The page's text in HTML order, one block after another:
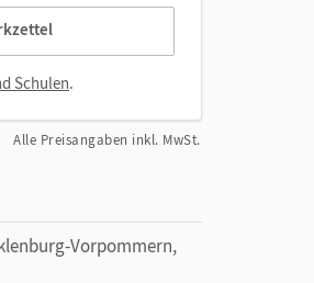
Schulen.
Alle Preisangaben inkl. MwSt.
Vorpommern,